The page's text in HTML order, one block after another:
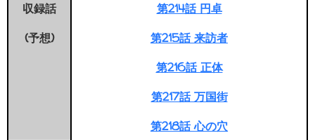
収録話
(予想)
第214話 円卓
第215話 来訪者
第216話 正体
第217話 万国街
第218話 心の穴